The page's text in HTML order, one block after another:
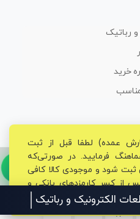
رباتیک
خرید
قم الکترونیک محفوظ می‌باشد.
عمده) لطفا قبل از ثبت
فرمایید. در صورتی‌که
شود و موجودی کالا کافی
از کسر کارمزدهای بانکی و
داده خواهد شد.